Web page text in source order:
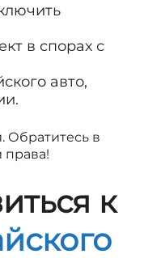
в спорах с
авто,
Обратитесь в
права!
к